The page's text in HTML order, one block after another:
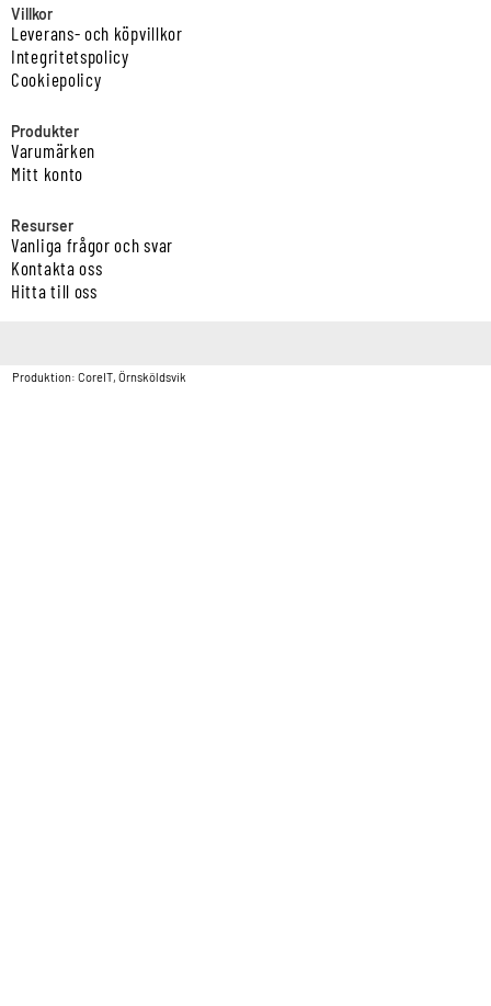
Villkor
Leverans- och köpvillkor
Integritetspolicy
Cookiepolicy
Produkter
Varumärken
Mitt konto
Resurser
Vanliga frågor och svar
Kontakta oss
Hitta till oss
Produktion: CoreIT, Örnsköldsvik